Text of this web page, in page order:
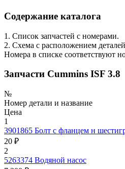
Содержание каталога
1. Список запчастей с номерами.
2. Схема с расположением
Номера в списке соответствуют
Запчасти Cummins ISF 3.8
№
Номер детали и название
Цена
1
3901865 Болт с фланцем н
20 ₽
2
5263374 Водяной насос